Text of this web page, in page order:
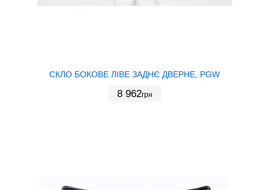
СКЛО БОКОВЕ ЛІВЕ ЗАДНЄ ДВЕРНЕ, PGW
8 962грн